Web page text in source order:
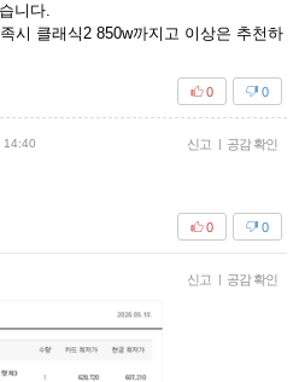
니다.
시 클래식2 850w까지고 이상은 추천하
0
0
14:40 신고 | 공감 확인
0
0
신고 | 공감 확인